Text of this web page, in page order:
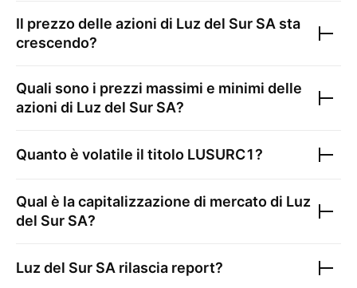
Il prezzo delle azioni di Luz del Sur SA sta
crescendo?
Quali sono i prezzi massimi e minimi delle
azioni di Luz del Sur SA?
Quanto è volatile il titolo LUSURC1?
Qual è la capitalizzazione di mercato di Luz
del Sur SA?
Luz del Sur SA rilascia report?